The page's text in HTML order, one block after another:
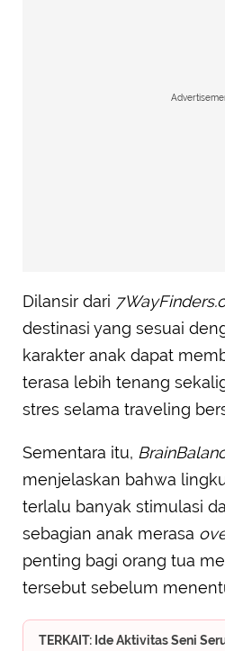
Dilansir dari
destinasi yang sesuai
karakter anak dapat
terasa lebih tenang
stres selama traveling
Sementara itu,
menjelaskan bahwa
terlalu banyak stimulasi
sebagian anak merasa
penting bagi orang tua
tersebut sebelum
TERKAIT: Ide Aktivitas Seni